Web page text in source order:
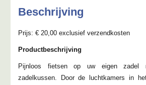
Contact
aantal
Beschrijving
Prijs: € 20,00 exclusief verzendkosten
Productbeschrijving
Pijnloos fietsen op uw eigen
zadelkussen. Door de luchtkamers in